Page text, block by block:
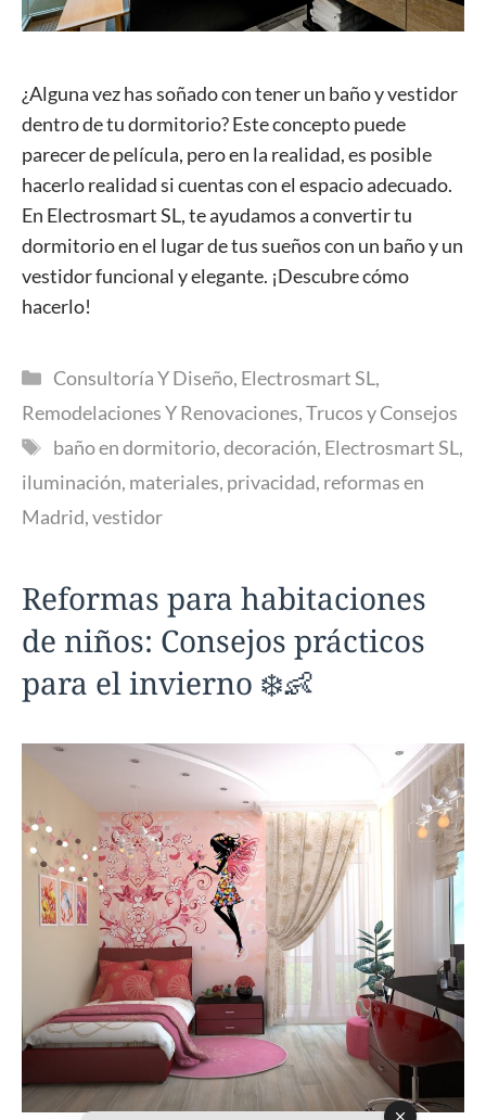
¿Alguna vez has soñado con tener un baño y vestidor
dentro de tu dormitorio? Este concepto puede
parecer de película, pero en la realidad, es posible
hacerlo realidad si cuentas con el espacio adecuado.
En Electrosmart SL, te ayudamos a convertir tu
dormitorio en el lugar de tus sueños con un baño y un
vestidor funcional y elegante. ¡Descubre cómo
hacerlo!
Categorías
Consultoría Y Diseño, Electrosmart SL,
Remodelaciones Y Renovaciones,Trucos y Consejos
Etiquetas
baño en dormitorio,decoración, Electrosmart SL,
iluminación, materiales, privacidad, reformas en
Madrid,vestidor
Reformas para habitaciones
de niños: Consejos prácticos
para el invierno ❄️👶